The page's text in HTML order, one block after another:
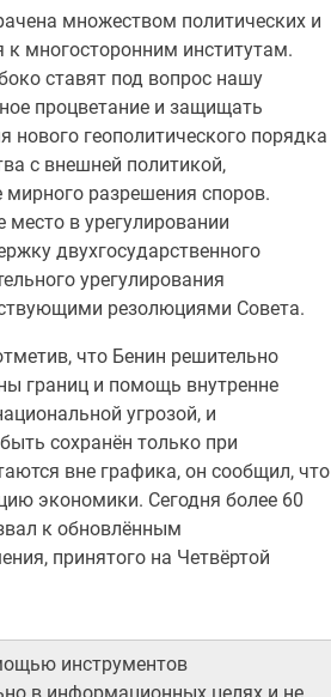
множеством политических и
к многосторонним институтам.
ставят под вопрос нашу
процветание и защищать
геополитического порядка
с внешней политикой,
разрешения споров.
в урегулировании
двухгосударственного
урегулирования
резолюциями Совета.
что Бенин решительно
границ и помощь внутренне
угрозой, и
сохранён только при
вне графика, он сообщил, что
экономики. Сегодня более 60
к обновлённым
принятого на Четвёртой
инструментов